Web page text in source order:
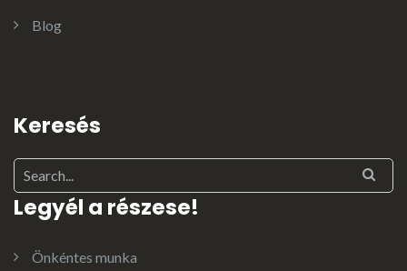
Blog
Keresés
Legyél a részese!
Önkéntes munka